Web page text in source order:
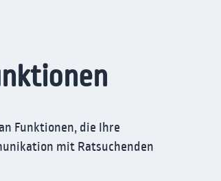
Funktionen, die Ihre
mit Ratsuchenden